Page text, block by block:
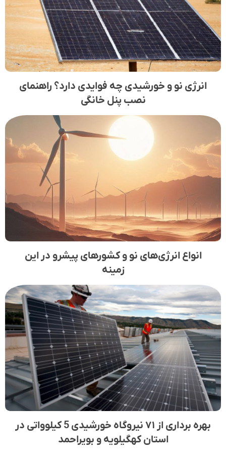
انرژی نو و خورشیدی چه فوایدی دارد؟ راهنمای
نصب پنل خانگی
انواع انرژی‌های نو و کشور‌های پیشرو در این
زمینه
بهره برداری از ۷۱ نیروگاه خورشیدی 5 کیلوواتی در
استان کهگیلویه‌ و بویراحمد